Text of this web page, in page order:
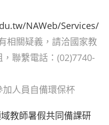
NAWeb/Services/
相關疑義，請洽國家教
聯繫電話：(02)7740-
人員自備環保杯
教師暑假共同備課研